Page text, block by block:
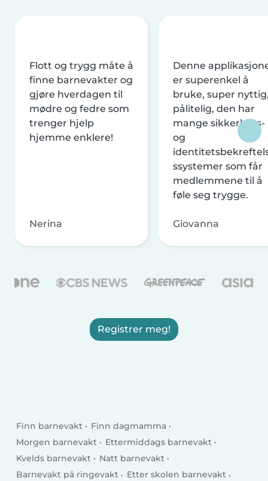
Flott og trygg måte å
finne barnevakter og
gjøre hverdagen til
mødre og fedre som
trenger hjelp
hjemme enklere!
Nerina
Denne
er superenkel å
bruke, super
pålitelig, den har
mange sikkerhets-
og
ssystemer som får
medlemmene til å
føle seg trygge.
Giovanna
Registrer meg!
Finn barnevakt
Finn dagmamma
Morgen barnevakt
Ettermiddags barnevakt
Kvelds barnevakt
Natt barnevakt
Barnevakt på ringevakt
Etter skolen barnevakt